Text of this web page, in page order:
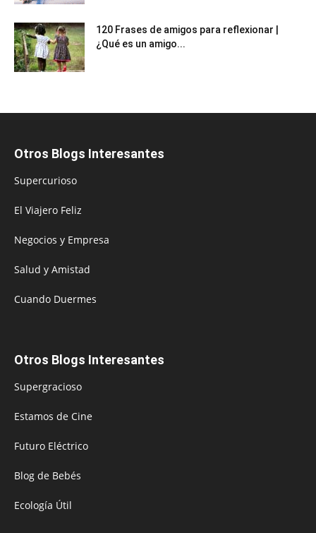
120 Frases de amigos para reflexionar |
¿Qué es un amigo...
Otros Blogs Interesantes
Supercurioso
El Viajero Feliz
Negocios y Empresa
Salud y Amistad
Cuando Duermes
Otros Blogs Interesantes
Supergracioso
Estamos de Cine
Futuro Eléctrico
Blog de Bebés
Ecología Útil